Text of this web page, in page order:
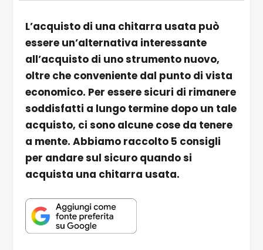
L’acquisto di una chitarra usata può
essere un’alternativa interessante
all’acquisto di uno strumento nuovo,
oltre che conveniente dal punto di vista
economico. Per essere sicuri di rimanere
soddisfatti a lungo termine dopo un tale
acquisto, ci sono alcune cose da tenere
a mente. Abbiamo raccolto 5 consigli
per andare sul sicuro quando si
acquista una chitarra usata.